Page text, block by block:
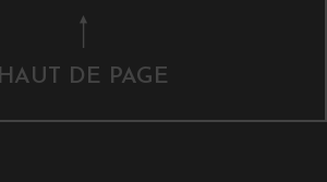
HAUT DE PAGE